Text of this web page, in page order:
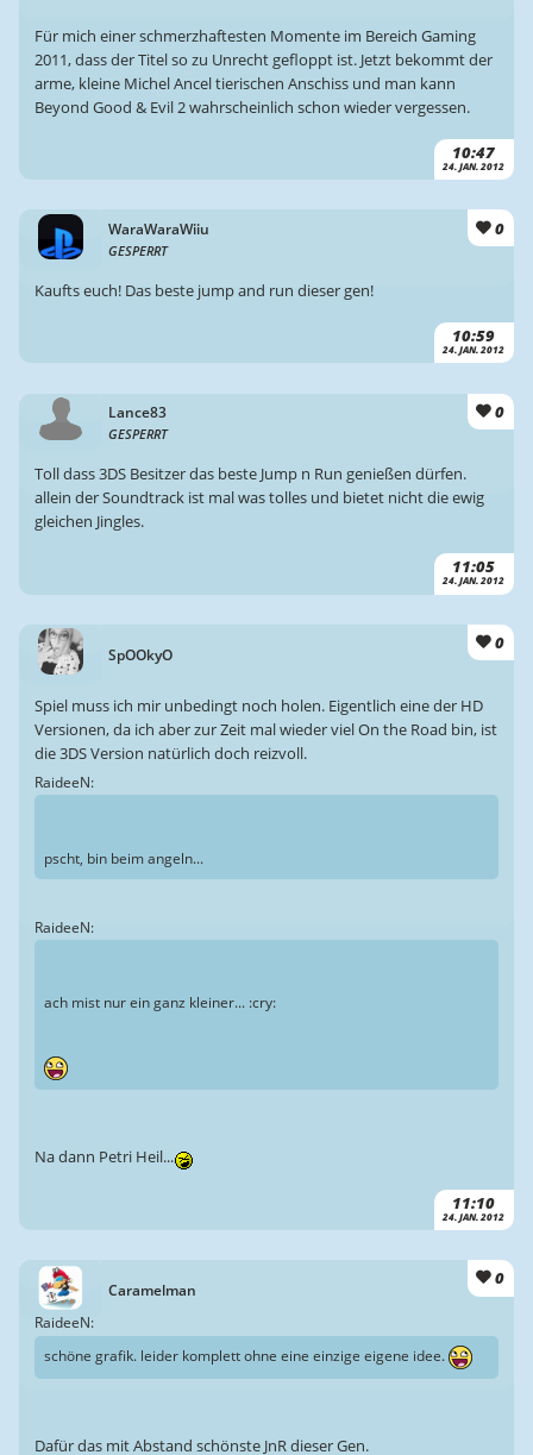
10:47
24. JAN. 2012
Für mich einer schmerzhaftesten Momente im Bereich Gaming
2011, dass der Titel so zu Unrecht gefloppt ist. Jetzt bekommt der
arme, kleine Michel Ancel tierischen Anschiss und man kann
Beyond Good & Evil 2 wahrscheinlich schon wieder vergessen.
WaraWaraWiiu
GESPERRT
0
10:59
24. JAN. 2012
Kaufts euch! Das beste jump and run dieser gen!
Lance83
GESPERRT
0
11:05
24. JAN. 2012
Toll dass 3DS Besitzer das beste Jump n Run genießen dürfen.
allein der Soundtrack ist mal was tolles und bietet nicht die ewig
gleichen Jingles.
SpOOkyO
0
11:10
24. JAN. 2012
Spiel muss ich mir unbedingt noch holen. Eigentlich eine der HD
Versionen, da ich aber zur Zeit mal wieder viel On the Road bin, ist
die 3DS Version natürlich doch reizvoll.
RaideeN:
pscht, bin beim angeln...
RaideeN:
ach mist nur ein ganz kleiner... :cry:
Na dann Petri Heil...
Caramelman
0
RaideeN:
schöne grafik. leider komplett ohne eine einzige eigene idee.
Dafür das mit Abstand schönste JnR dieser Gen.